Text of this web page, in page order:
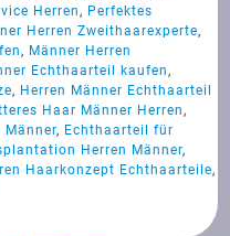
Herren, Perfektes
Herren Zweithaarexperte,
, Männer Herren
Echthaarteil kaufen,
, Herren Männer Echthaarteil
Haar Männer Herren,
Männer, Echthaarteil für
Herren Männer,
Haarkonzept Echthaarteile,